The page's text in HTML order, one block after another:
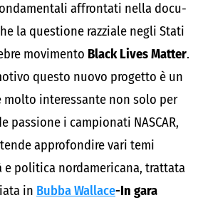
affrontati nella docu-
la questione razziale negli Stati
movimento Black Lives Matter.
questo nuovo progetto è un
molto interessante non solo per
passione i campionati NASCAR,
approfondire vari temi
politica nordamericana, trattata
in Bubba Wallace-In gara